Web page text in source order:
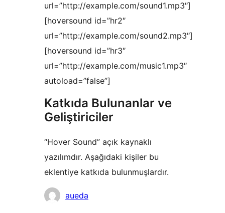
url=”http://example.com/sound1.mp3″]
[hoversound id=”hr2″
url=”http://example.com/sound2.mp3″]
[hoversound id=”hr3″
url=”http://example.com/music1.mp3″
autoload=”false”]
Katkıda Bulunanlar ve
Geliştiriciler
“Hover Sound” açık kaynaklı
yazılımdır. Aşağıdaki kişiler bu
eklentiye katkıda bulunmuşlardır.
Katkıdaaueda